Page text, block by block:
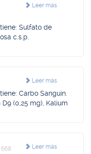
Leer más
Sulfato de
c.s.p.
Leer más
Carbo Sanguin.
(0,25 mg), Kalium
Leer más
668